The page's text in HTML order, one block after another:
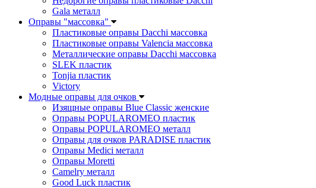
Gala металл
Оправы "массовка"
Пластиковые оправы Dacchi массовка
Пластиковые оправы Valencia массовка
Металлические оправы Dacchi массовка
SLEK пластик
Tonjia пластик
Victory
Модные оправы для очков
Изящные оправы Blue Classic женские
Оправы POPULAROMEO пластик
Оправы POPULAROMEO металл
Оправы для очков PARADISE пластик
Оправы Medici металл
Оправы Moretti
Camelry металл
Good Luck пластик